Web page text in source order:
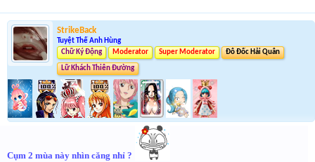
StrikeBack
Tuyệt Thế Anh Hùng
Chữ Ký Động
Moderator Super Moderator Đô Đốc Hải Quân
Lữ Khách Thiên Đường
Cụm 2 mùa này nhìn căng nhỉ ?